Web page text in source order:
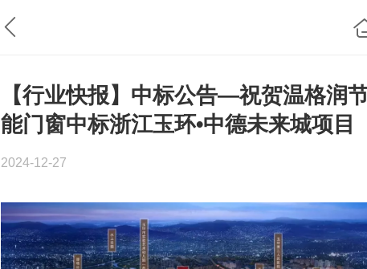
【行业快报】中标公告—祝贺温格润
能门窗中标浙江玉环•中德未来城项目
2024-12-27